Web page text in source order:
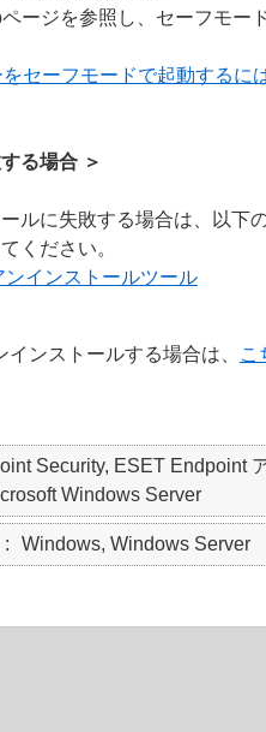
ージを参照し、セーフモ
をセーフモードで起動するに
る場合 ＞
ールに失敗する場合は、以
ください。
ンインストールツール
ンストールする場合は、
こ
Security, ESET Endpoint
Windows Server
Windows, Windows Server